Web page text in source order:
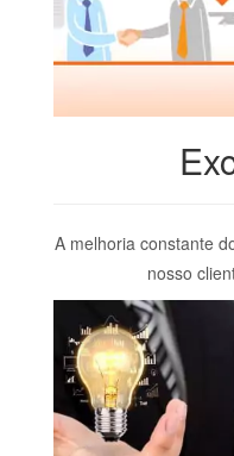
A melhoria constante
nosso